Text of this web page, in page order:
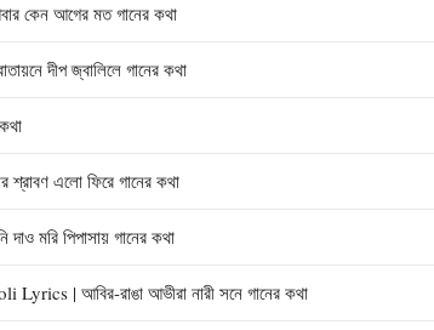
আগের মত গানের কথা
দীপ জ্বালিলে গানের কথা
এলো ফিরে গানের কথা
মরি পিপাসায় গানের কথা
| আবির-রাঙা আভীরা নারী সনে গানের কথা